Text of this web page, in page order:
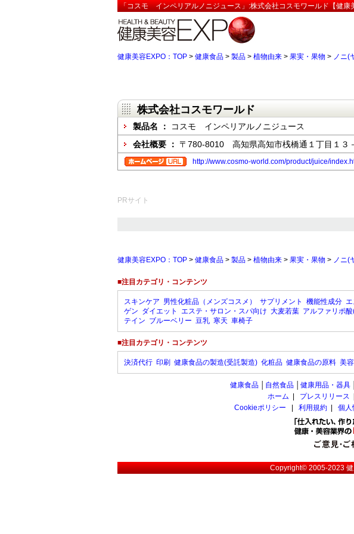
「コスモ インペリアルノニジュース」:株式会社コスモワールド【健康
健康美容EXPO：TOP > 健康食品 > 製品 > 植物由来 > 果実・果物 > ノニ(
株式会社コスモワールド
製品名 ：
コスモ インペリアルノニジュース
会社概要 ： 〒780-8010 高知県高知市桟橋通１丁目１３
http://www.cosmo-world.com/product/juice/
PRサイト
健康美容EXPO：TOP > 健康食品 > 製品 > 植物由来 > 果実・果物 > ノニ(
■注目カテゴリ・コンテンツ
スキンケア 男性化粧品（メンズコスメ） サプリメント 機能性成分
ゲン ダイエット エステ・サロン・スパ向け 大麦若葉 アルファリポ
テイン ブルーベリー 豆乳 寒天 車椅子
■注目カテゴリ・コンテンツ
決済代行 印刷 健康食品の製造(受託製造) 化粧品 健康食品の原料 美
健康食品 自然食品 健康用品・器具
ホーム
プレスリリース
Cookieポリシー
利用規約 個人
Copyright© 2005-2023